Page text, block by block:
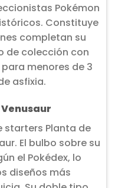
Pokémon
Constituye
completan su
de colección con
menores de 3
asfixia.
Venusaur
starters Planta de
El bulbo sobre su
el Pokédex, lo
diseños más